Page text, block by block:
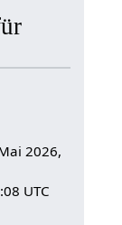
2026,
UTC